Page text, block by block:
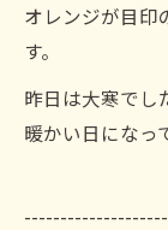
オレンジが目印
す。
昨日は大寒でし
暖かい日になっ